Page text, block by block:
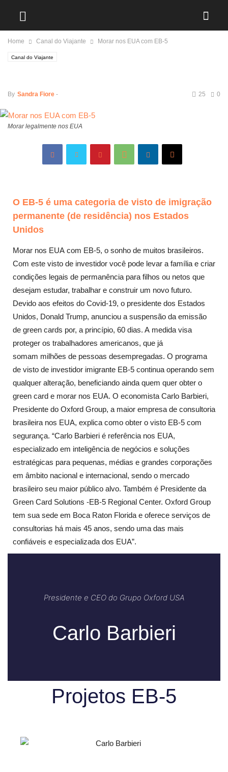
Home Canal do Viajante Morar nos EUA com EB-5
Canal do Viajante
By Sandra Fiore - 0
25
Morar legalmente nos EUA
O EB-5 é uma categoria de visto de imigração
permanente (de residência) nos Estados
Unidos
Morar nos EUA com EB-5, o sonho de muitos brasileiros.
Com este visto de investidor você pode levar a família e criar
condições legais de permanência para filhos ou netos que
desejam estudar, trabalhar e construir um novo futuro.
Devido aos efeitos do Covid-19, o presidente dos Estados
Unidos, Donald Trump, anunciou a suspensão da emissão
de green cards por, a princípio, 60 dias. A medida visa
proteger os trabalhadores americanos, que já
somam milhões de pessoas desempregadas. O programa
de visto de investidor imigrante EB-5 continua operando sem
qualquer alteração, beneficiando ainda quem quer obter o
green card e morar nos EUA. O economista Carlo Barbieri,
Presidente do Oxford Group, a maior empresa de consultoria
brasileira nos EUA, explica como obter o visto EB-5 com
segurança. “Carlo Barbieri é referência nos EUA,
especializado em inteligência de negócios e soluções
estratégicas para pequenas, médias e grandes corporações
em âmbito nacional e internacional, sendo o mercado
brasileiro seu maior público alvo. Também é Presidente da
Green Card Solutions -EB-5 Regional Center. Oxford Group
tem sua sede em Boca Raton Florida e oferece serviços de
consultorias há mais 45 anos, sendo uma das mais
confiáveis e especializada dos EUA”.
Presidente e CEO do Grupo Oxford USA
Carlo Barbieri
Projetos EB-5